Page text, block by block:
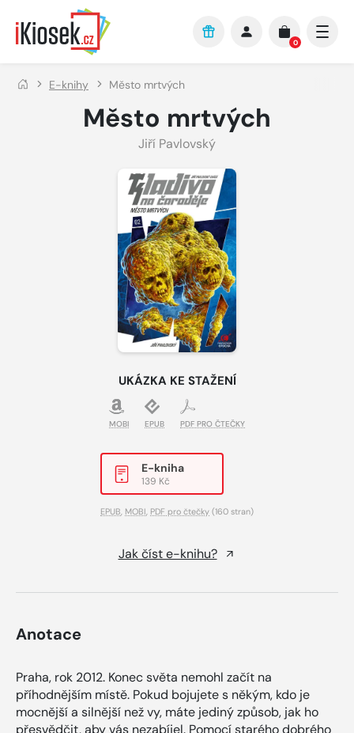
Přejít na hlavní obsah
0
E-knihy Město mrtvých
Město mrtvých
Jiří Pavlovský
UKÁZKA KE STAŽENÍ
MOBI EPUB PDF PRO ČTEČKY
E-kniha
139 Kč
EPUB, MOBI, PDF pro čtečky (160 stran)
Jak číst e-knihu?
Anotace
Praha, rok 2012. Konec světa nemohl začít na
příhodnějším místě. Pokud bojujete s někým, kdo je
mocnější a silnější než vy, máte jediný způsob, jak ho
přesvědčit, aby vás nezabíjel. Pomocí starého dobrého